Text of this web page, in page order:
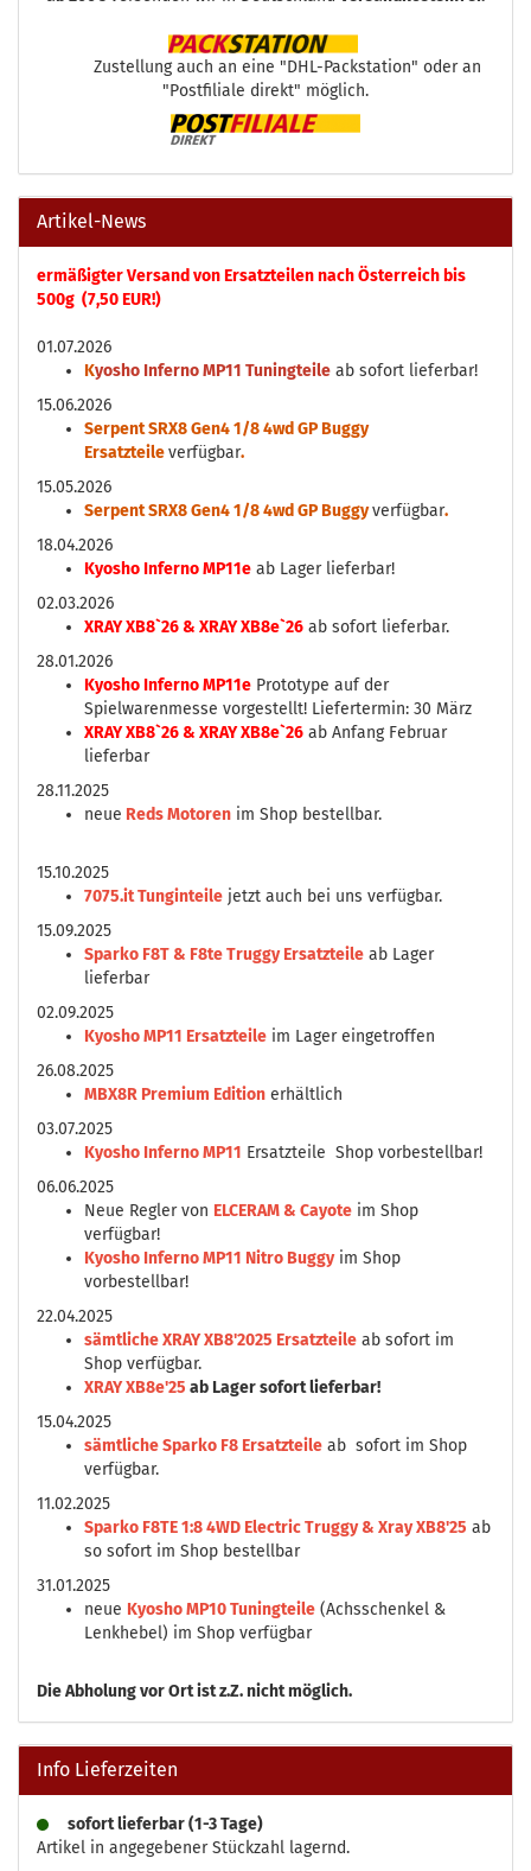
Zustellung auch an eine "DHL-Packstation" oder an
"Postfiliale direkt" möglich.
Artikel-News
ermäßigter Versand von Ersatzteilen nach Österreich bis
500g (7,50 EUR!)
01.07.2026
Kyosho Inferno MP11 Tuningteile ab sofort lieferbar!
15.06.2026
Serpent SRX8 Gen4 1/8 4wd GP Buggy
Ersatzteileverfügbar.
15.05.2026
Serpent SRX8 Gen4 1/8 4wd GP Buggyverfügbar.
18.04.2026
Kyosho Inferno MP11e ab Lager lieferbar!
02.03.2026
XRAY XB8`26 & XRAY XB8e`26 ab sofort lieferbar.
28.01.2026
Kyosho Inferno MP11e Prototype auf der
Spielwarenmesse vorgestellt! Liefertermin: 30 März
XRAY XB8`26 & XRAY XB8e`26 ab Anfang Februar
lieferbar
28.11.2025
neue Reds Motoren im Shop bestellbar.
15.10.2025
7075.it Tunginteile jetzt auch bei uns verfügbar.
15.09.2025
Sparko F8T & F8te Truggy Ersatzteile ab Lager
lieferbar
02.09.2025
Kyosho MP11 Ersatzteile im Lager eingetroffen
26.08.2025
MBX8R Premium Edition erhältlich
03.07.2025
Kyosho Inferno MP11 Ersatzteile Shop vorbestellbar!
06.06.2025
Neue Regler von ELCERAM & Cayote im Shop
verfügbar!
Kyosho Inferno MP11 Nitro Buggyim Shop
vorbestellbar!
22.04.2025
sämtliche XRAY XB8'2025 Ersatzteile ab sofort im
Shop verfügbar.
XRAY XB8e'25 ab Lager sofort lieferbar!
15.04.2025
sämtliche Sparko F8 Ersatzteile ab sofort im Shop
verfügbar.
11.02.2025
Sparko F8TE 1:8 4WD Electric Truggy & Xray XB8'25 ab
so sofort im Shop bestellbar
31.01.2025
neue Kyosho MP10 Tuningteile (Achsschenkel &
Lenkhebel) im Shop verfügbar
DieAbholung vor Ort ist z.Z. nicht möglich.
Info Lieferzeiten
sofort lieferbar (1-3 Tage)
Artikel in angegebener Stückzahl lagernd.